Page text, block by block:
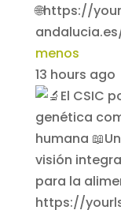
🌐https://
menos
13 hours ago